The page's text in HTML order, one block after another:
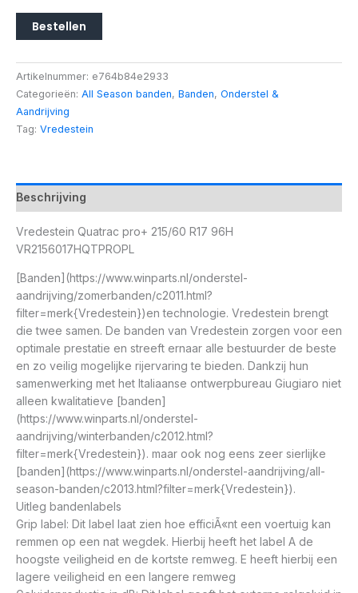
Bestellen
Artikelnummer: e764b84e2933
Categorieën: All Season banden, Banden, Onderstel &
Aandrijving
Tag: Vredestein
Beschrijving
Vredestein Quatrac pro+ 215/60 R17 96H
VR2156017HQTPROPL
[Banden](https://www.winparts.nl/onderstel-
aandrijving/zomerbanden/c2011.html?
filter=merk{Vredestein})en technologie. Vredestein brengt
die twee samen. De banden van Vredestein zorgen voor een
optimale prestatie en streeft ernaar alle bestuurder de beste
en zo veilig mogelijke rijervaring te bieden. Dankzij hun
samenwerking met het Italiaanse ontwerpbureau Giugiaro niet
alleen kwalitatieve [banden]
(https://www.winparts.nl/onderstel-
aandrijving/winterbanden/c2012.html?
filter=merk{Vredestein}). maar ook nog eens zeer sierlijke
[banden](https://www.winparts.nl/onderstel-aandrijving/all-
season-banden/c2013.html?filter=merk{Vredestein}).
Uitleg bandenlabels
Grip label: Dit label laat zien hoe efficiÃ«nt een voertuig kan
remmen op een nat wegdek. Hierbij heeft het label A de
hoogste veiligheid en de kortste remweg. E heeft hierbij een
lagere veiligheid en een langere remweg